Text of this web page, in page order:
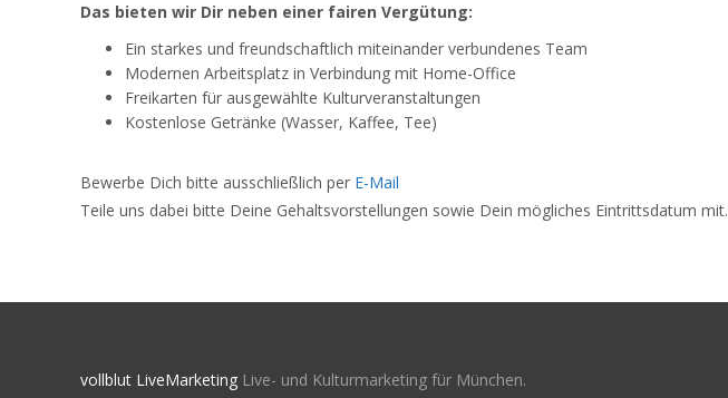
Das bieten wir Dir neben einer fairen Vergütung:
Ein starkes und freundschaftlich miteinander verbundenes Team
Modernen Arbeitsplatz in Verbindung mit Home-Office
Freikarten für ausgewählte Kulturveranstaltungen
Kostenlose Getränke (Wasser, Kaffee, Tee)
Bewerbe Dich bitte ausschließlich per E-Mail
Teile uns dabei bitte Deine Gehaltsvorstellungen sowie Dein mögliches Eintrittsdatum mit.
vollblut LiveMarketing Live- und Kulturmarketing für München.